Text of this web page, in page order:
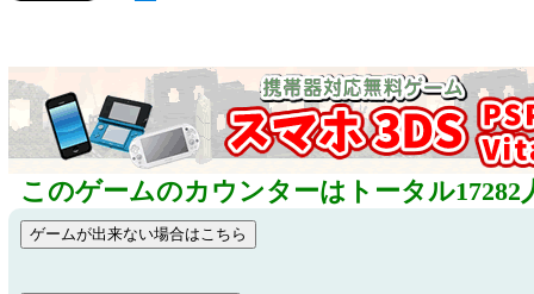
このゲームのカウンターはトータル17282